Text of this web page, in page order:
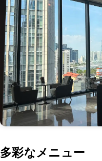
多彩なメニュー